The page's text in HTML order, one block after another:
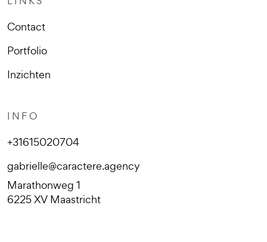
Contact
Portfolio
Inzichten
INFO
+31615020704
gabrielle@caractere.agency
Marathonweg 1
6225 XV Maastricht